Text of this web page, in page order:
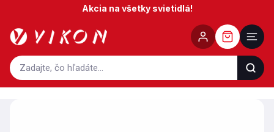
obsah
Akcia na všetky svietidlá!